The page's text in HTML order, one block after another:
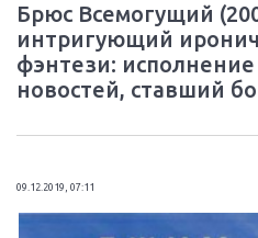
Брюс Всемогущий
интригующий
фэнтези:
новостей, ставший
09.12.2019, 07:11